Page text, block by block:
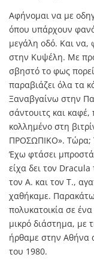
Αφήνομαι να με
όπου υπάρχουν
μεγάλη οδό. Και να,
στην Κυψέλη. Με
σβηστό το φως
παραβιάζει όλα τα
Ξαναβγαίνω στην
σάντουιτς και καφέ,
κολλημένο στη
ΠΡΟΣΩΠΙΚΟ». Τώρα;
Έχω φτάσει
είχα δει τον
τον Α. και τον Τ.,
χαθήκαμε.
πολυκατοικία σε
μικρό διάστημα, με
ήρθαμε στην Αθήνα
του 1980.